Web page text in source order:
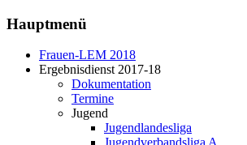
Hauptmenü
Frauen-LEM 2018
Ergebnisdienst 2017-18
Dokumentation
Termine
Jugend
Jugendlandesliga